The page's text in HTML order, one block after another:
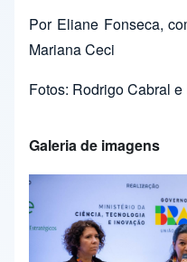
Por Eliane Fonseca,
Mariana Ceci
Fotos: Rodrigo Cabral
Galeria de imagens